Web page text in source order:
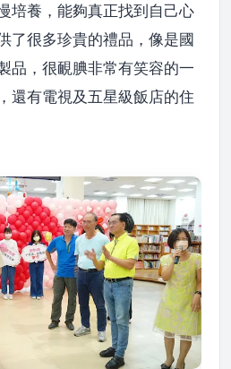
培養，能夠真正找到自己心
了很多珍貴的禮品，像是國
品，很靦腆非常有笑容的一
還有電視及五星級飯店的住